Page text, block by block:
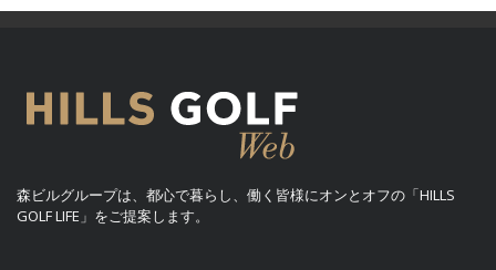
森ビルグループは、都心で暮らし、働く皆様にオンとオフの「HILLS
GOLF LIFE」をご提案します。